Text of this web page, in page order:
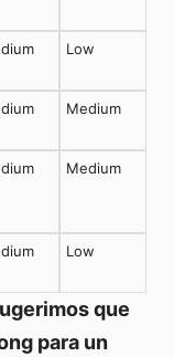
Low
Medium
Medium
Low
que
para un